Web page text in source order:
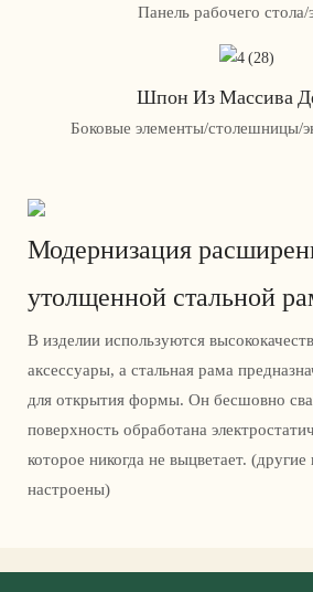
Панель рабочего стола/
Шпон Из Массива
Боковые элементы/столешницы/
Модернизация
утолщенной стальной
В изделии используются
аксессуары, а стальная рама
для открытия формы. Он бесшовно
поверхность обработана
которое никогда не выцветает.
настроены)